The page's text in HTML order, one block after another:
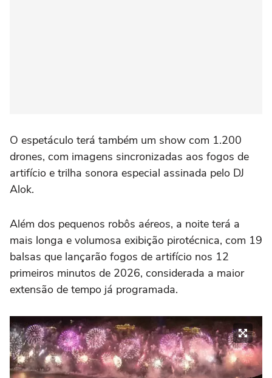
O espetáculo terá também um show com 1.200
drones, com imagens sincronizadas aos fogos de
artifício e trilha sonora especial assinada pelo DJ
Alok.
Além dos pequenos robôs aéreos, a noite terá a
mais longa e volumosa exibição pirotécnica, com 19
balsas que lançarão fogos de artifício nos 12
primeiros minutos de 2026, considerada a maior
extensão de tempo já programada.